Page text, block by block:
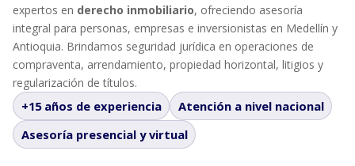
expertos en derecho inmobiliario, ofreciendo asesoría
integral para personas, empresas e inversionistas en Medellín y
Antioquia. Brindamos seguridad jurídica en operaciones de
compraventa, arrendamiento, propiedad horizontal, litigios y
regularización de títulos.
+15 años de experiencia
Atención a nivel nacional
Asesoría presencial y virtual